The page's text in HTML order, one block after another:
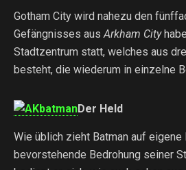
Gotham City wird nahezu den
Gefängnisses ausArkham City
Stadtzentrum statt, welches aus
besteht, die wiederum in einzelne
Der Held
Wie üblich zieht Batman auf eigene
bevorstehende Bedrohung seiner